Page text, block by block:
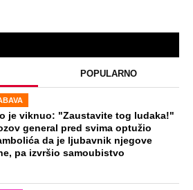
POPULARNO
je viknuo: "Zaustavite tog ludaka!"
general pred svima optužio
da je ljubavnik njegove
pa izvršio samoubistvo